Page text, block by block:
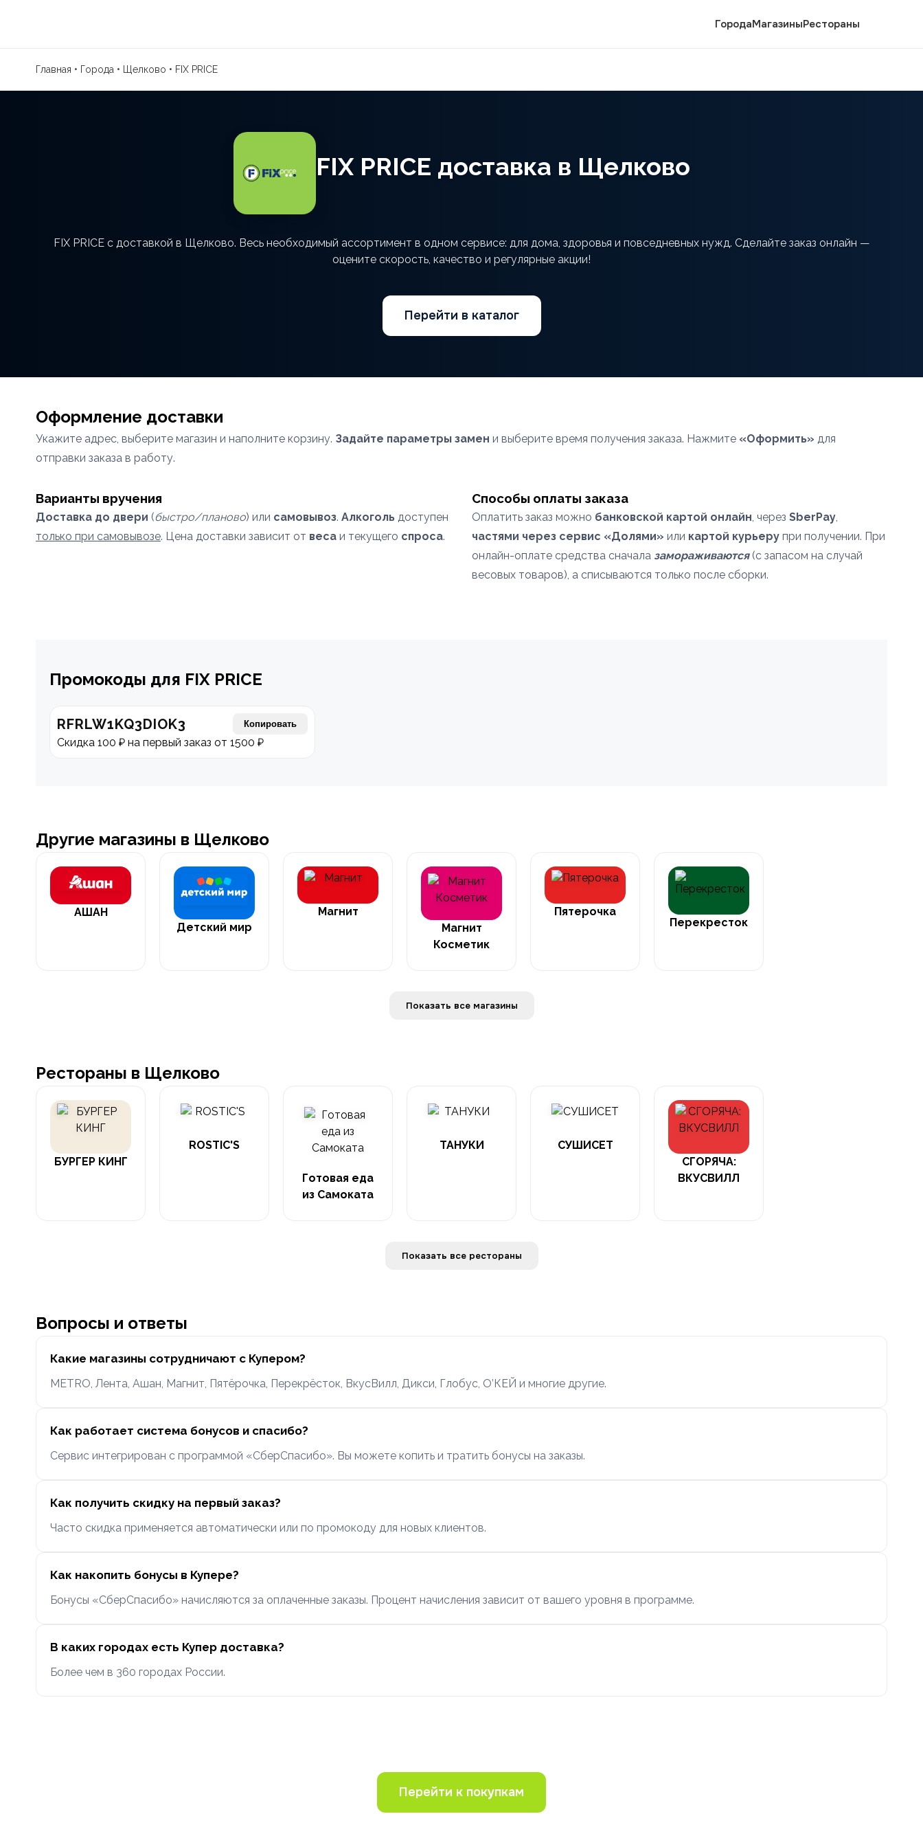
ГородаМагазиныРестораны
Главная • Города • Щелково • FIX PRICE
FIX PRICE доставка в Щелково
FIX PRICE с доставкой в Щелково. Весь необходимый ассортимент в одном сервисе: для дома, здоровья и повседневных нужд. Сделайте заказ онлайн —
оцените скорость, качество и регулярные акции!
Перейти в каталог
Оформление доставки
Укажите адрес, выберите магазин и наполните корзину. Задайте параметры замен и выберите время получения заказа. Нажмите «Оформить» для
отправки заказа в работу.
Варианты вручения
Доставка до двери (быстро/планово) или самовывоз. Алкоголь доступен
только при самовывозе. Цена доставки зависит от веса и текущего спроса.
Способы оплаты заказа
Оплатить заказ можно банковской картой онлайн, через SberPay,
частями через сервис «Долями» или картой курьеру при получении. При
онлайн-оплате средства сначала замораживаются(с запасом на случай
весовых товаров), а списываются только после сборки.
Промокоды для FIX PRICE
RFRLW1KQ3DIOK3 Копировать
Скидка 100 ₽ на первый заказ от 1500 ₽
Другие магазины в Щелково
АШАН
Детский мир
Магнит
Магнит
Косметик
Пятерочка
Перекресток
Показать все магазины
Рестораны в Щелково
БУРГЕР КИНГ
ROSTIC'S
Готовая еда
из Самоката
ТАНУКИ
СУШИСЕТ
СГОРЯЧА:
ВКУСВИЛЛ
Показать все рестораны
Вопросы и ответы
Какие магазины сотрудничают с Купером?
METRO, Лента, Ашан, Магнит, Пятёрочка, Перекрёсток, ВкусВилл, Дикси, Глобус, О’КЕЙ и многие другие.
Как работает система бонусов и спасибо?
Сервис интегрирован с программой «СберСпасибо». Вы можете копить и тратить бонусы на заказы.
Как получить скидку на первый заказ?
Часто скидка применяется автоматически или по промокоду для новых клиентов.
Как накопить бонусы в Купере?
Бонусы «СберСпасибо» начисляются за оплаченные заказы. Процент начисления зависит от вашего уровня в программе.
В каких городах есть Купер доставка?
Более чем в 360 городах России.
Перейти к покупкам